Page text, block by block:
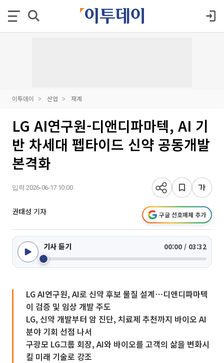
이투데이 산업 재계
LG AI연구원-디앤디파마텍, AI 기
반 차세대 펩타이드 신약 공동개발
본격화
입력 2026-06-17 10:00
권태성 기자 구글 선호매체 추가
기사 듣기 00:00 / 03:32
LG AI연구원, AI로 신약 후보 물질 설계⋯디앤디파마텍
이 검증 및 임상 개발 주도
LG, 신약 개발부터 암 진단, 치료제 추천까지 바이오 AI
분야 기회 선점 나서
구광모 LG그룹 회장, AI와 바이오를 고객의 삶을 변화시
킬 미래 기술로 강조